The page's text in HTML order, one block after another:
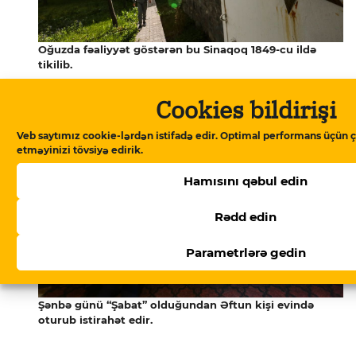
Cookies bildirişi
Veb saytımız cookie-lərdən istifadə edir. Optimal performans üçün
etməyinizi tövsiyə edirik.
Hamısını qəbul edin
Rədd edin
Parametrlərə gedin
Oğuzda fəaliyyət göstərən bu Sinaqoq 1849-cu ildə
tikilib.
Şənbə günü “Şabat” olduğundan Əftun kişi evində
oturub istirahət edir.